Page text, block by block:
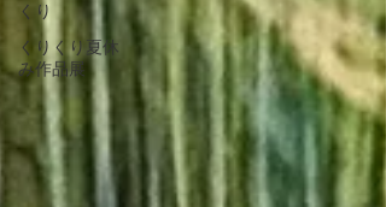
くり
くりくり夏休
み作品展